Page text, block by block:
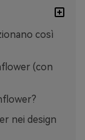
così
(con
nei design